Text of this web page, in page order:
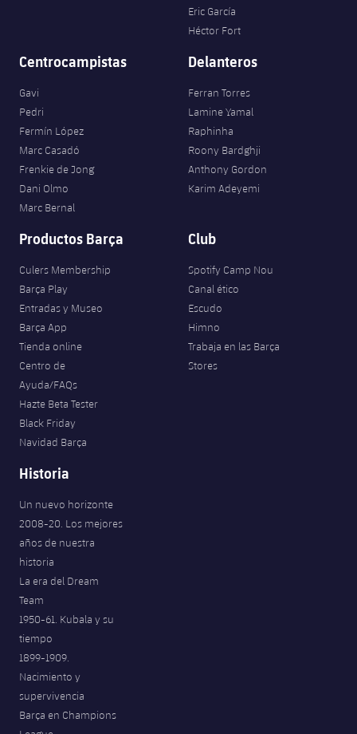
Eric García
Héctor Fort
Centrocampistas
Gavi
Pedri
Fermín López
Marc Casadó
Frenkie de Jong
Dani Olmo
Marc Bernal
Delanteros
Ferran Torres
Lamine Yamal
Raphinha
Roony Bardghji
Anthony Gordon
Karim Adeyemi
Productos Barça
Culers Membership
Barça Play
Entradas y Museo
Barça App
Tienda online
Centro de
Ayuda/FAQs
Hazte Beta Tester
Black Friday
Navidad Barça
Club
Spotify Camp Nou
Canal ético
Escudo
Himno
Trabaja en las Barça
Stores
Historia
Un nuevo horizonte
2008-20. Los mejores
años de nuestra
historia
La era del Dream
Team
1950-61. Kubala y su
tiempo
1899-1909.
Nacimiento y
supervivencia
Barça en Champions